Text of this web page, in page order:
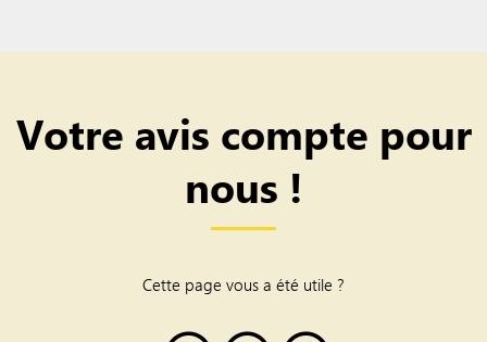
Votre avis compte pour
nous !
Cette page vous a été utile ?